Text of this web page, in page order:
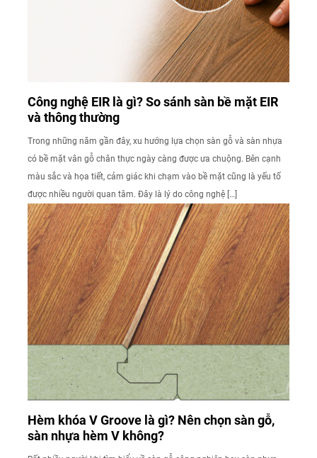
Công nghệ EIR là gì? So sánh sàn bề mặt EIR
và thông thường
Trong những năm gần đây, xu hướng lựa chọn sàn gỗ và sàn nhựa
có bề mặt vân gỗ chân thực ngày càng được ưa chuộng. Bên cạnh
màu sắc và họa tiết, cảm giác khi chạm vào bề mặt cũng là yếu tố
được nhiều người quan tâm. Đây là lý do công nghệ […]
Hèm khóa V Groove là gì? Nên chọn sàn gỗ,
sàn nhựa hèm V không?